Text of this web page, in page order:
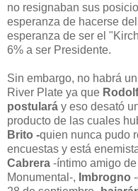
no resignaban sus
esperanza de hacerse
esperanza de ser el
6% a ser Presidente.
Sin embargo, no habrá
River Plate ya que
postulará y eso desató
producto de las cuales
Brito -quien nunca pudo
encuestas y está
Cabrera -íntimo amigo
Monumental-, Imbrogno